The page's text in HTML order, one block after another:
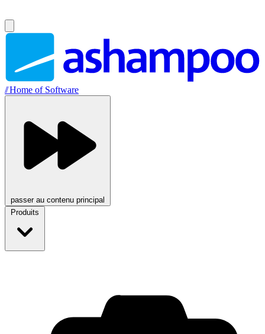
//Home of Software
passer au contenu principal
Produits